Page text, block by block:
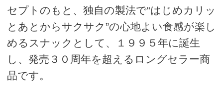
セプトのもと、独自の製法で“はじめカリッ
とあとからサクサク”の心地よい食感が楽し
めるスナックとして、１９９５年に誕生
し、発売３０周年を超えるロングセラー商
品です。